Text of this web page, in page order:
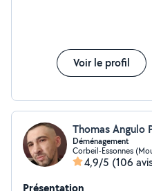
Voir le profil
Thomas Angulo
Déménagement
Corbeil-Essonnes
4,9/5 (106
Présentation